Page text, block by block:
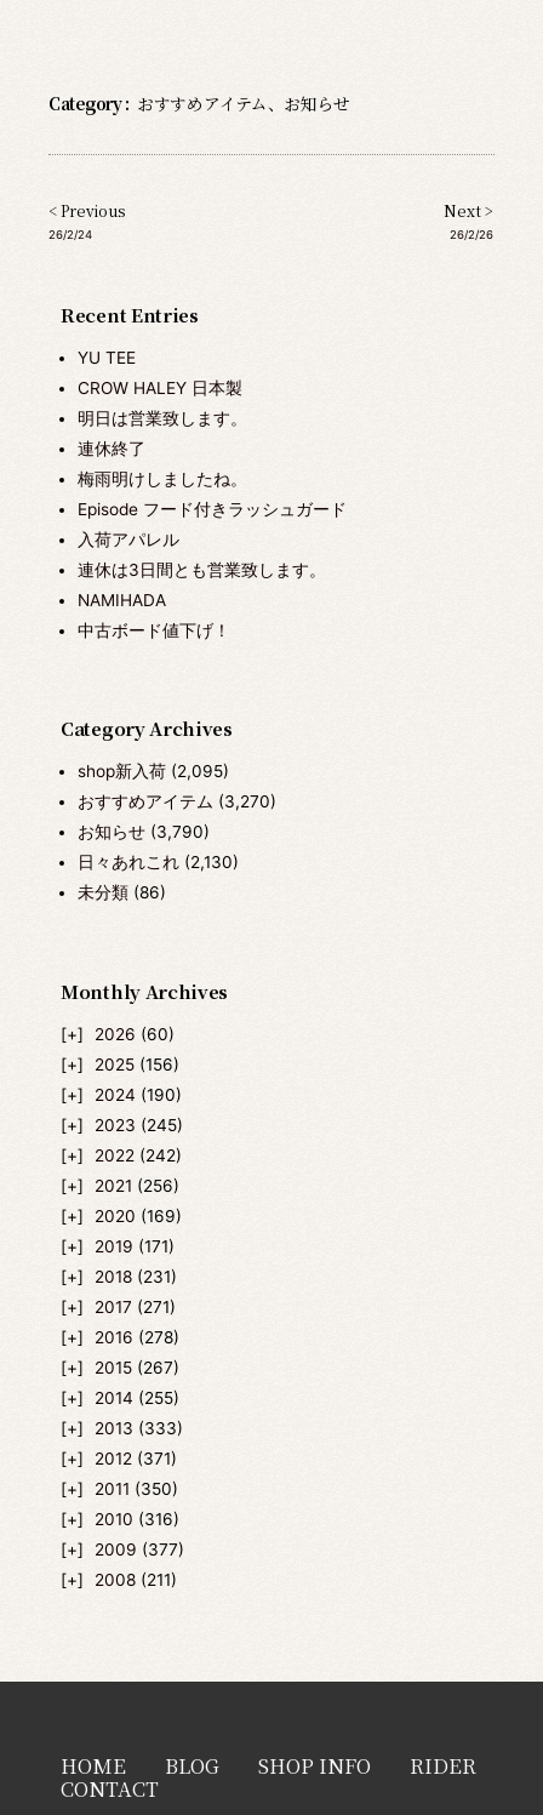
Recent Entries
YU TEE
CROW HALEY 日本製
明日は営業致します。
連休終了
梅雨明けしましたね。
Episode フード付きラッシュガード
入荷アパレル
連休は3日間とも営業致します。
NAMIHADA
中古ボード値下げ！
Category Archives
shop新入荷(2,095)
おすすめアイテム (3,270)
お知らせ(3,790)
日々あれこれ(2,130)
未分類(86)
Monthly Archives
2026 (60)
2025 (156)
2024 (190)
2023 (245)
2022 (242)
2021 (256)
2020 (169)
2019 (171)
2018 (231)
2017 (271)
2016 (278)
2015 (267)
2014 (255)
2013 (333)
2012 (371)
2011 (350)
2010 (316)
2009 (377)
2008 (211)
Category : おすすめアイテム、 お知らせ
< Previous
26/2/24
Next >
26/2/26
HOME BLOG SHOP INFO RIDER
CONTACT